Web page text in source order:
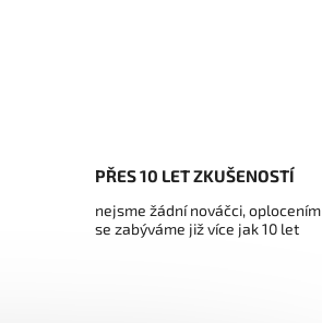
PŘES 10 LET ZKUŠENOSTÍ
nejsme žádní nováčci, oplocením
se zabýváme již více jak 10 let